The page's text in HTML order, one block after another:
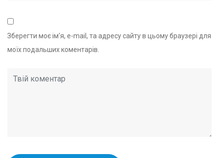
Зберегти моє ім'я, e-mail, та адресу сайту в цьому браузері для
моїх подальших коментарів.